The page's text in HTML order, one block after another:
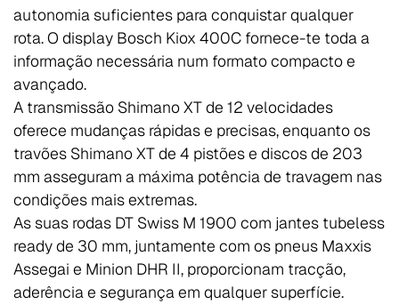
autonomia suficientes para conquistar qualquer
rota. O display Bosch Kiox 400C fornece-te toda a
informação necessária num formato compacto e
avançado.
A transmissão Shimano XT de 12 velocidades
oferece mudanças rápidas e precisas, enquanto os
travões Shimano XT de 4 pistões e discos de 203
mm asseguram a máxima potência de travagem nas
condições mais extremas.
As suas rodas DT Swiss M 1900 com jantes tubeless
ready de 30 mm, juntamente com os pneus Maxxis
Assegai e Minion DHR II, proporcionam tracção,
aderência e segurança em qualquer superfície.